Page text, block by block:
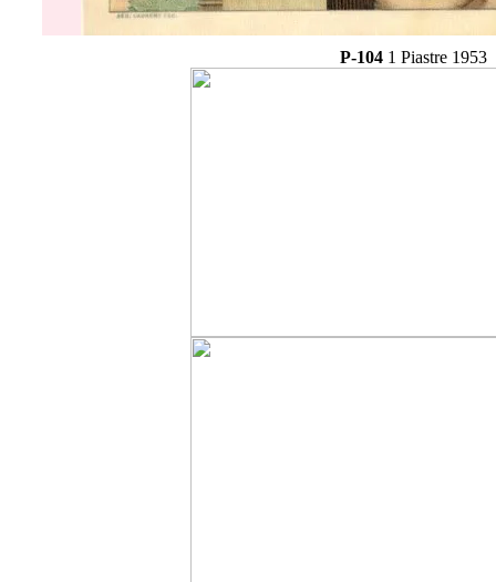
P-1041 Piastre 1953